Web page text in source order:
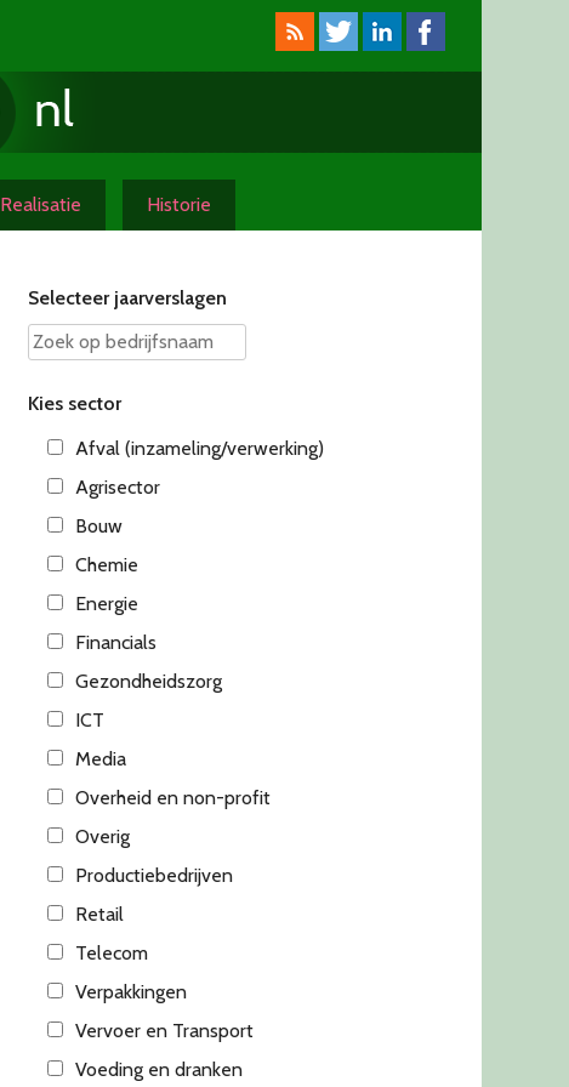
Realisatie Historie
Selecteer jaarverslagen
Kies sector
Afval (inzameling/verwerking)
Agrisector
Bouw
Chemie
Energie
Financials
Gezondheidszorg
ICT
Media
Overheid en non-profit
Overig
Productiebedrijven
Retail
Telecom
Verpakkingen
Vervoer en Transport
Voeding en dranken